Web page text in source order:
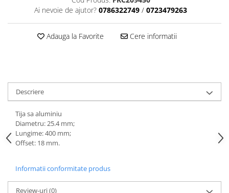
Angrenaj pedalier
Butuci pedalieri
Brat pedalier
Schimbator de viteze bicicleta
Schimbatoare fata
Manete schimbator si frana
Manete frana bicicleta
Aparatori si protectii
Ghidoane
Rulmenti si suruburi
Ai nevoie de ajutor? 0786322749 / 0723479263
Adauga la Favorite Cere informatii
Descriere
Tija sa aluminiu
Diametru: 25.4 mm;
Lungime: 400 mm;
Offset: 18 mm.
Informatii conformitate produs
Review-uri(0)